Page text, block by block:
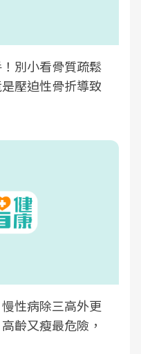
別小看骨質疏鬆
壓迫性骨折導致
性病除三高外更
齡又瘦最危險，